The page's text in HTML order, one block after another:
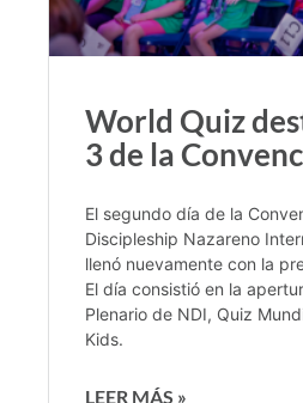
World Quiz
3 de la
El segundo día de la
Discipleship Nazareno
llenó nuevamente con la
El día consistió en la
Plenario de NDI, Quiz
Kids.
LEER MÁS »